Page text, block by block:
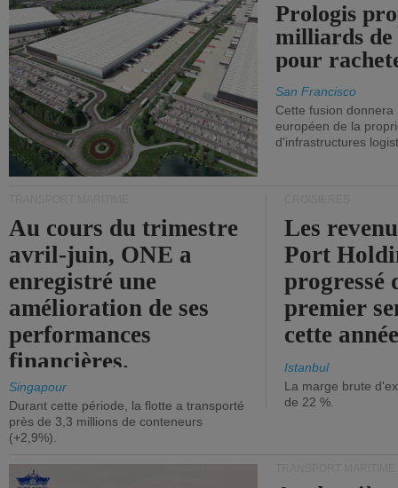
Prologis
milliards
pour
San Francisco
Cette fusion
européen de la
d'infrastructures
Au cours du trimestre
avril-juin, ONE a
enregistré une
amélioration de ses
performances
financières.
Singapour
Durant cette période, la flotte a transporté
près de 3,3 millions de conteneurs
(+2,9%).
Les
Port
progressé
premier
cette
Istanbul
La marge brute
de 22 %.